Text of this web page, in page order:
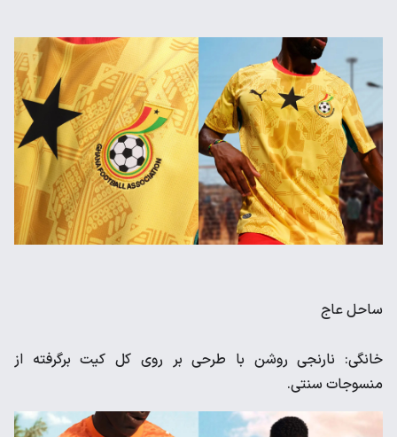
ساحل عاج
خانگی: نارنجی روشن با طرحی بر روی کل کیت برگرفته از
منسوجات سنتی.